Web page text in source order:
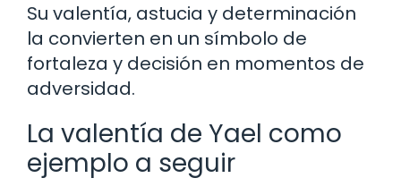
Su valentía, astucia y determinación
la convierten en un símbolo de
fortaleza y decisión en momentos de
adversidad.
La valentía de Yael como
ejemplo a seguir